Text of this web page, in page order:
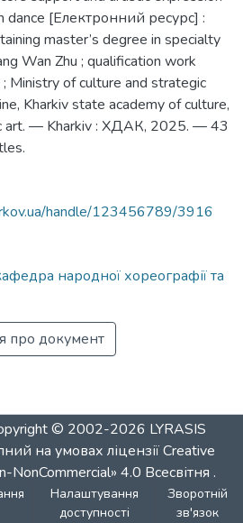
dance [Електронний ресурс] :
master’s degree in specialty
Wan Zhu ; qualification work
Ministry of culture and strategic
Kharkiv state academy of culture,
art. — Kharkiv : ХДАК, 2025. — 43
handle/123456789/3916
народної хореографії та
про документ
© 2002-2026 LYRASIS
на умовах ліцензіїCreative
NonCommercial» 4.0 Всесвітня .
Налаштування
доступності
Зворотній
зв'язок